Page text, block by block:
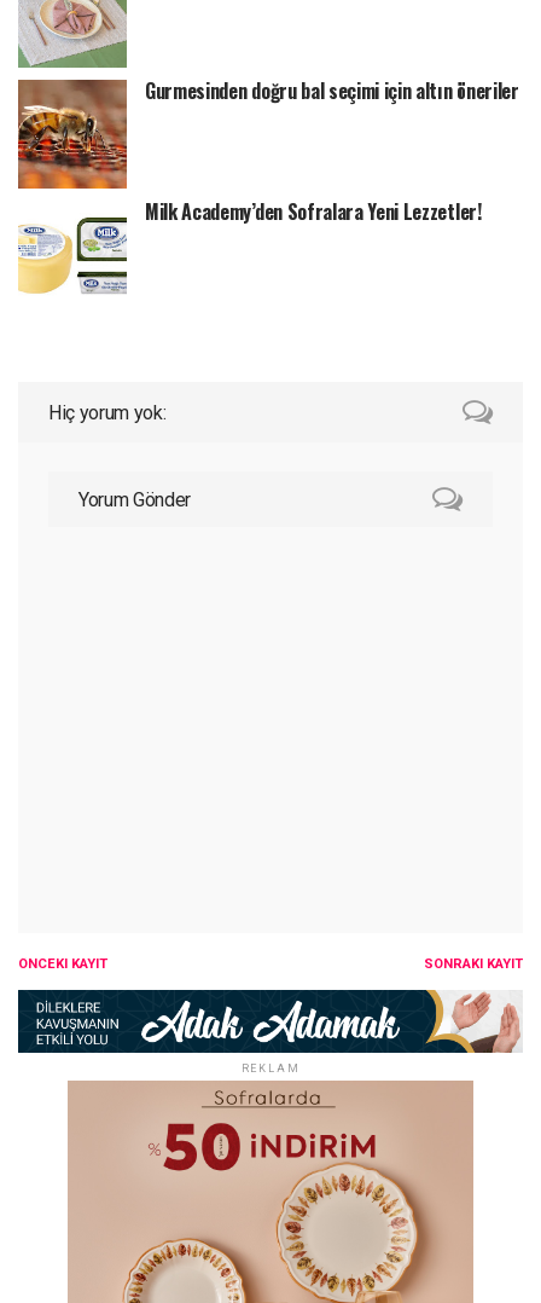
Gurmesinden doğru bal seçimi için altın öneriler
Milk Academy’den Sofralara Yeni Lezzetler!
Hiç yorum yok:
Yorum Gönder
SONRAKI KAYIT
ÖNCEKI KAYIT
REKLAM